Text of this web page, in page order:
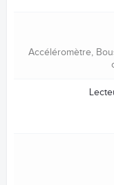
Accéléromètre,